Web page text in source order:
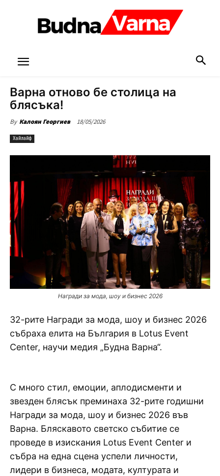
Варна отново бе столица на
блясъка!
By Калоян Георгиев 18/05/2026
Хайлайф
Награди за мода, шоу и бизнес 2026
32-рите Награди за мода, шоу и бизнес 2026
събраха елита на България в Lotus Event
Center, научи медия „Будна Варна“.
С много стил, емоции, аплодисменти и
звезден блясък преминаха 32-рите годишни
Награди за мода, шоу и бизнес 2026 във
Варна. Бляскавото светско събитие се
проведе в изискания Lotus Event Center и
събра на една сцена успели личности,
лидери в бизнеса, модата, културата и